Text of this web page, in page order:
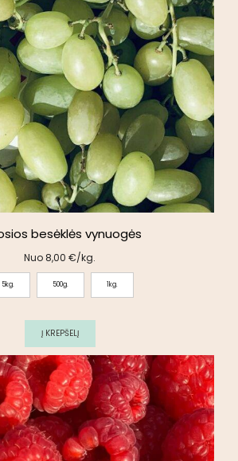
besėklės vynuogės
Nuo 8,00 €/kg.
5kg. 500g. 1kg.
Į KREPŠELĮ